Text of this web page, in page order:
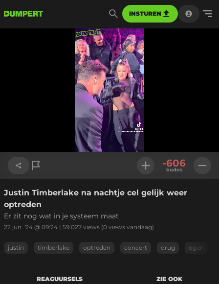
INSTUREN
Geladen:
58.69%
Link kopiëren
-606
kudos
Justin Timberlake na nachtje cel gelijk weer
optreden
Er zit nog wat in je systeem maat
22 jun. '24 @ 09:24 | 59.027 views (0 views vandaag)
justin timberlake optreden concert drug ogen
REAGUURSELS ZIE OOK